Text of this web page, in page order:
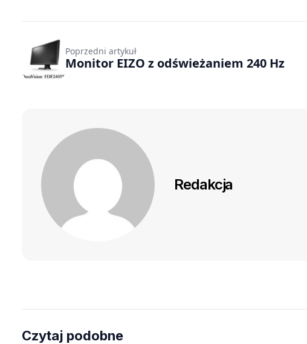
Poprzedni artykuł
Monitor EIZO z odświeżaniem 240 Hz
Redakcja
Czytaj podobne